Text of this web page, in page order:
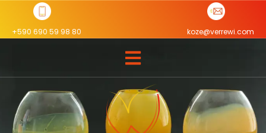
+590 690 59 98 80 koze@verrewi.com